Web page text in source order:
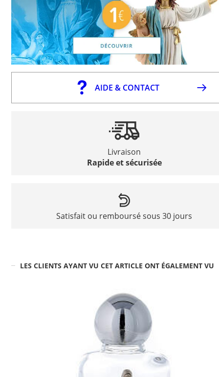
AIDE & CONTACT
Livraison
Rapide et sécurisée
Satisfait ou remboursé sous 30 jours
LES CLIENTS AYANT VU CET ARTICLE ONT ÉGALEMENT VU